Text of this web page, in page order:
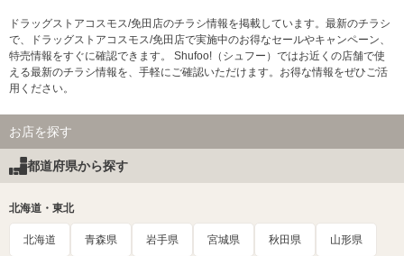
ドラッグストアコスモス/免田店のチラシ情報を掲載しています。最新のチラシ
で、ドラッグストアコスモス/免田店で実施中のお得なセールやキャンペーン、
特売情報をすぐに確認できます。 Shufoo!（シュフー）ではお近くの店舗で使
える最新のチラシ情報を、手軽にご確認いただけます。お得な情報をぜひご活
用ください。
お店を探す
都道府県から探す
北海道・東北
北海道 青森県 岩手県 宮城県 秋田県 山形県